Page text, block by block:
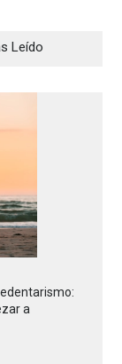
Leído
a